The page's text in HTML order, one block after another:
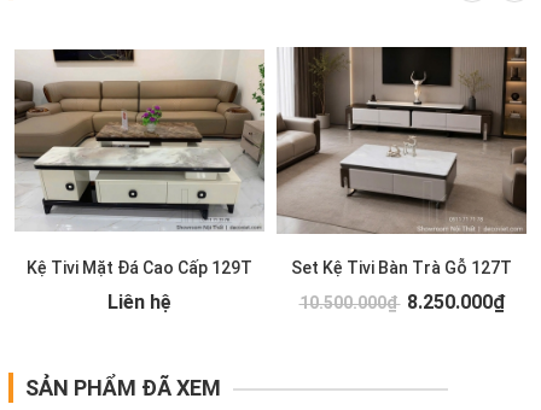
Kệ Tivi Mặt Đá Cao Cấp 129T
Liên hệ
Set Kệ Tivi Bàn Trà Gỗ 127T
10.500.000₫ 8.250.000₫
SẢN PHẨM ĐÃ XEM